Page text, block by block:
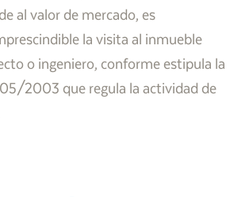
al valor de mercado, es
la visita al inmueble
o ingeniero, conforme estipula la
2003 que regula la actividad de